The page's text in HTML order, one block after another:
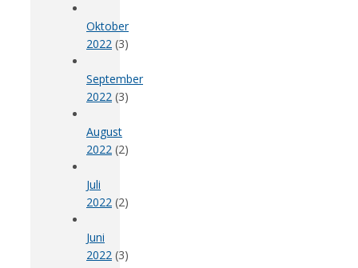
Oktober
2022 (3)
September
2022 (3)
August
2022 (2)
Juli
2022 (2)
Juni
2022 (3)